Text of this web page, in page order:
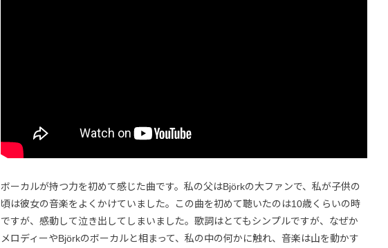
ボーカルが持つ力を初めて感じた曲です。私の父はBjörkの大ファンで、私が子供の
頃は彼女の音楽をよくかけていました。この曲を初めて聴いたのは10歳くらいの時
ですが、感動して泣き出してしまいました。歌詞はとてもシンプルですが、なぜか
メロディーやBjörkのボーカルと相まって、私の中の何かに触れ、音楽は山を動かす